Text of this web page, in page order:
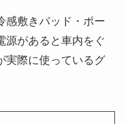
感敷きパッド・ポー
源があると車内をぐ
実際に使っているグ